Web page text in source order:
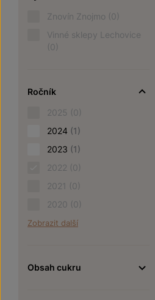
Znovín Znojmo (0)
Vinné sklepy Lechovice
(0)
Ročník
2025 (0)
2024 (1)
2023 (1)
2022 (0)
2021 (0)
2020 (0)
Zobrazit další
Obsah cukru